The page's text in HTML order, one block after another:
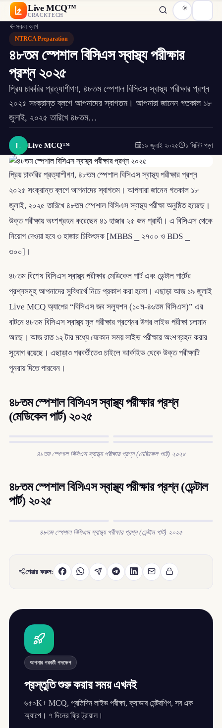
Live MCQ™
CRACKTECH
সকল ব্লগ
NTRCA Preparation
৪৮তম স্পেশাল বিসিএস স্বাস্থ্য পরীক্ষার
প্রশ্ন ২০২৫
প্রিয় চাকরির প্রত্যাশীগণ, ৪৮তম স্পেশাল বিসিএস স্বাস্থ্য পরীক্ষার প্রশ্ন
২০২৫ সংক্রান্ত ব্লগে আপনাদের স্বাগতম। আপনারা জানেন গতকাল ১৮
জুলাই, ২০২৫ তারিখে ৪৮তম…
L Live MCQ™ ১৯ জুলাই ২০২৫ ১ মিনিট পড়া
প্রিয় চাকরির প্রত্যাশীগণ, ৪৮তম স্পেশাল বিসিএস স্বাস্থ্য পরীক্ষার প্রশ্ন
২০২৫ সংক্রান্ত ব্লগে আপনাদের স্বাগতম। আপনারা জানেন গতকাল ১৮
জুলাই, ২০২৫ তারিখে ৪৮তম স্পেশাল বিসিএস স্বাস্থ্য পরীক্ষা অনুষ্ঠিত হয়েছে।
উক্ত পরীক্ষায় অংশগ্রহন করেছেন ৪১ হাজার ২৫ জন প্রার্থী। এ বিসিএস থেকে
নিয়োগ দেওয়া হবে ৩ হাজার চিকিৎসক [MBBS ⎯ ২৭০০ ও BDS ⎯
৩০০]।
৪৮তম বিশেষ বিসিএস স্বাস্থ্য পরীক্ষার মেডিকেল পার্ট এবং ডেন্টাল পার্টের
প্রশ্নসমূহ আপনাদের সুবিধার্থে নিচে প্রকাশ করা হলো। এছাড়া আজ ১৯ জুলাই
Live MCQ অ্যাপের “বিসিএস জব সল্যুশন (১০ম-৪৬তম বিসিএস)” এর
বাটনে ৪৮তম বিসিএস স্বাস্থ্য মূল পরীক্ষার প্রশ্নের উপর লাইভ পরীক্ষা চলমান
আছে। আজ রাত ১২ টার মধ্যে যেকোন সময় লাইভ পরীক্ষায় অংশগ্রহন করার
সুযোগ রয়েছে। এছাড়াও পরবর্তীতেও চাইলে আর্কাইভ থেকে উক্ত পরীক্ষাটি
পুনরায় দিতে পারবেন।
৪৮তম স্পেশাল বিসিএস স্বাস্থ্য পরীক্ষার প্রশ্ন
(মেডিকেল পার্ট) ২০২৫
৪৮তম স্পেশাল বিসিএস স্বাস্থ্য পরীক্ষার প্রশ্ন (মেডিকেল পার্ট) ২০২৫
৪৮তম স্পেশাল বিসিএস স্বাস্থ্য পরীক্ষার প্রশ্ন (ডেন্টাল
পার্ট) ২০২৫
৪৮তম স্পেশাল বিসিএস স্বাস্থ্য পরীক্ষার প্রশ্ন (ডেন্টাল পার্ট) ২০২৫
শেয়ার করুন:
আপনার পরবর্তী পদক্ষেপ
প্রস্তুতি শুরু করার সময় এখনই
৬৫০K+ MCQ, প্রতিদিন লাইভ পরীক্ষা, ক্যাডার মেন্টরশিপ, সব এক
অ্যাপে। ৭ দিনের ফ্রি ট্রায়াল।